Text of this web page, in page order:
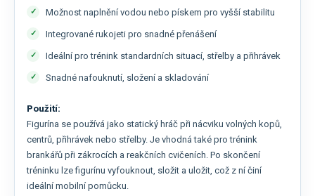
Možnost naplnění vodou nebo pískem pro vyšší stabilitu
Integrované rukojeti pro snadné přenášení
Ideální pro trénink standardních situací, střelby a přihrávek
Snadné nafouknutí, složení a skladování
Použití:
Figurína se používá jako statický hráč při nácviku volných kopů,
centrů, přihrávek nebo střelby. Je vhodná také pro trénink
brankářů při zákrocích a reakčních cvičeních. Po skončení
tréninku lze figurínu vyfouknout, složit a uložit, což z ní činí
ideální mobilní pomůcku.